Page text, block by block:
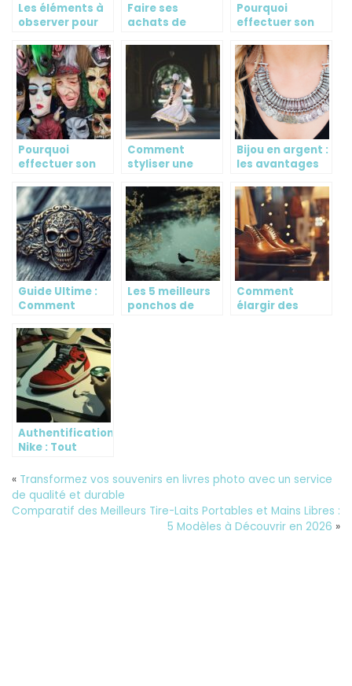
Les éléments à
observer pour
vêtements pour
enfants
Faire ses
achats de
des friperies
Pourquoi
effectuer son
magasin de
déguisement en
ligne ?
Pourquoi
effectuer son
magasin de
déguisement en
ligne ?
Comment
styliser une
sans avoir l’air
de porter un
costume ?
Bijou en argent :
les avantages
suivre lors du
choix
Guide Ultime :
Comment
Ceinture Tête
de Mort selon
son Style
Les 5 meilleurs
ponchos de
Comment
élargir des
Authentification
Nike : Tout
la lecture des
numeros de
serie
« Transformez vos souvenirs en livres photo avec un service
de qualité et durable
Comparatif des Meilleurs Tire-Laits Portables et Mains Libres :
5 Modèles à Découvrir en 2026 »